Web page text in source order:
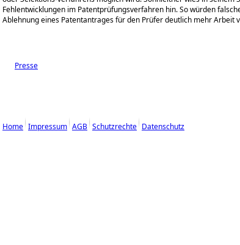
Fehlentwicklungen im Patentprüfungsverfahren hin. So würden
Ablehnung eines Patentantrages für den Prüfer deutlich mehr Arbeit
Presse
Home Impressum AGB Schutzrechte Datenschutz